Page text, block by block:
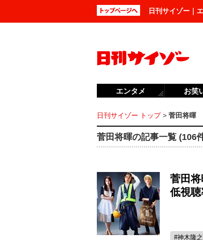
日刊サイゾー｜
日刊サイゾー トップ> 菅田将暉
菅田将暉の記事一覧 (106
菅田
低視
神木隆
エンタメ お笑